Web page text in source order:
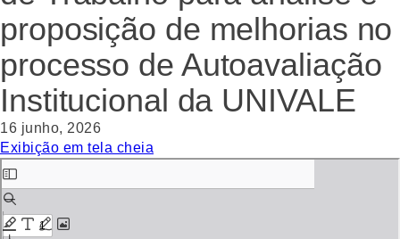
proposição de melhorias no
processo de Autoavaliação
Institucional da UNIVALE
16 junho, 2026
Exibição em tela cheia
Skip
to
PDF
content